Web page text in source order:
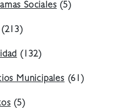
Sociales (5)
(213)
(132)
Municipales (61)
(5)